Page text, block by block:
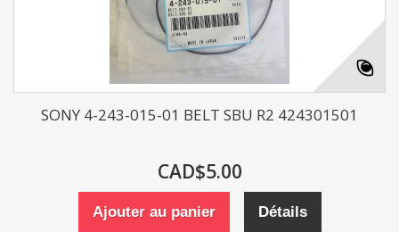
SONY 4-243-015-01 BELT SBU R2 424301501
CAD$5.00
Ajouter au panier Détails